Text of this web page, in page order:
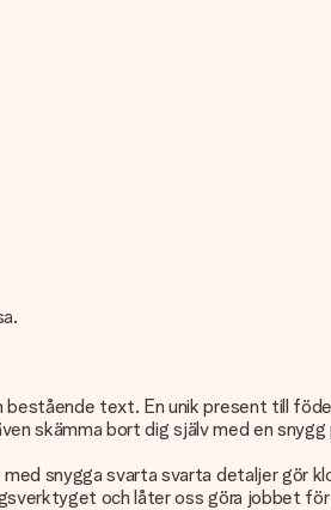
text. En unik present till
skämma bort dig själv med en
snygga svarta svarta detaljer gör
och låter oss göra jobbet